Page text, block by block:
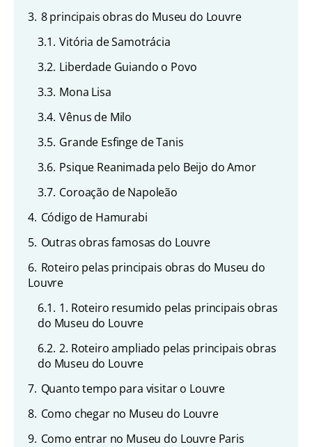
3. 8 principais obras do Museu do Louvre
3.1. Vitória de Samotrácia
3.2. Liberdade Guiando o Povo
3.3. Mona Lisa
3.4. Vênus de Milo
3.5. Grande Esfinge de Tanis
3.6. Psique Reanimada pelo Beijo do Amor
3.7. Coroação de Napoleão
4. Código de Hamurabi
5. Outras obras famosas do Louvre
6. Roteiro pelas principais obras do Museu do
Louvre
6.1. 1. Roteiro resumido pelas principais obras
do Museu do Louvre
6.2. 2. Roteiro ampliado pelas principais obras
do Museu do Louvre
7. Quanto tempo para visitar o Louvre
8. Como chegar no Museu do Louvre
9. Como entrar no Museu do Louvre Paris